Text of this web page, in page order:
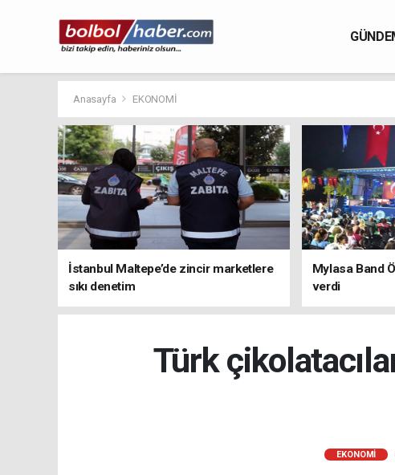
Anasayfa EKONOMİ
İstanbul Maltepe’de zincir marketlere
sıkı denetim
Mylasa Band
verdi
Türk
EKONOMİ